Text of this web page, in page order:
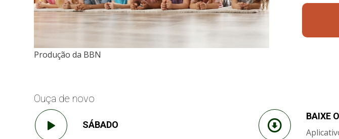
Produção da BBN
Ouça de novo
SÁBADO
BAIXE